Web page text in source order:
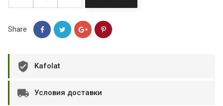
Share
Kafolat
Условия доставки